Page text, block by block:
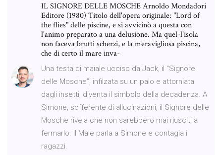
IL SIGNORE DELLE MOSCHE Arnoldo Mondadori
Editore (1980) Titolo dell'opera originale: "Lord of
the flies" delle piscine, e si avvicinò a questa con
l'animo preparato a una delusione. Ma quel-l'isola
non faceva brutti scherzi, e la meravigliosa piscina,
che di certo il mare inva-
Una testa di maiale ucciso da Jack, il “Signore
delle Mosche”, infilzata su un palo e attorniata
dagli insetti, diventa il simbolo della decadenza. A
Simone, sofferente di allucinazioni, il Signore delle
Mosche rivela che non sarebbero mai riusciti a
fermarlo. Il Male parla a Simone e contagia i
ragazzi.